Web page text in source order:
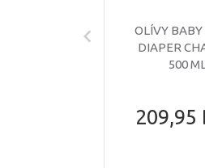
OLÍVY BABY
DIAPER
500
209,95